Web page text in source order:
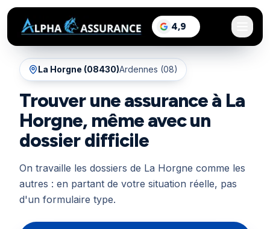
4,9
sur Google, voir les
La Horgne (08430)Ardennes (08)
Trouver une assurance à La
Horgne, même avec un
dossier difficile
On travaille les dossiers de La Horgne comme les
autres : en partant de votre situation réelle, pas
d'un formulaire type.